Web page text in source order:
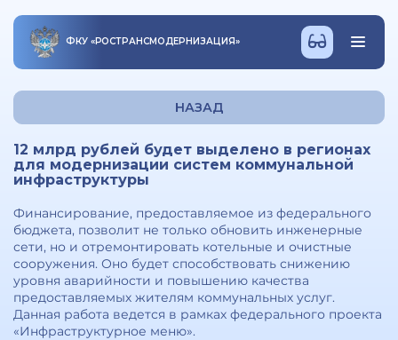
ФКУ «РОСТРАНСМОДЕРНИЗАЦИЯ»
НАЗАД
12 млрд рублей будет выделено в регионах
для модернизации систем коммунальной
инфраструктуры
Финансирование, предоставляемое из федерального
бюджета, позволит не только обновить инженерные
сети, но и отремонтировать котельные и очистные
сооружения. Оно будет способствовать снижению
уровня аварийности и повышению качества
предоставляемых жителям коммунальных услуг.
Данная работа ведется в рамках федерального проекта
«Инфраструктурное меню».